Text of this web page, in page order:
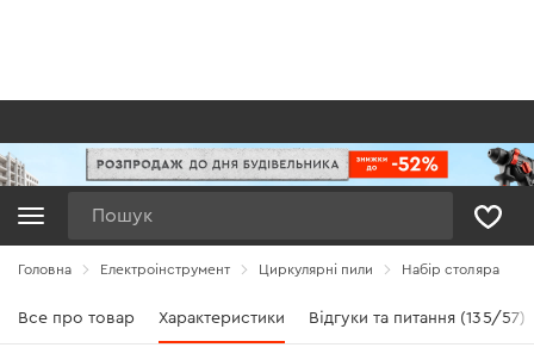
Головна Електроінструмент Циркулярні пили Набір столяра
Все про товар Характеристики Відгуки та питання (135/57)